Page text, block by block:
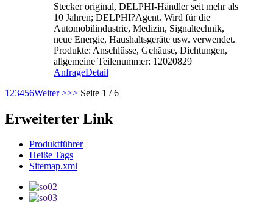
Stecker original, DELPHI-Händler seit mehr als
10 Jahren; DELPHI?Agent. Wird für die
Automobilindustrie, Medizin, Signaltechnik,
neue Energie, Haushaltsgeräte usw. verwendet.
Produkte: Anschlüsse, Gehäuse, Dichtungen,
allgemeine Teilenummer: 12020829
AnfrageDetail
1 23456Weiter >>> Seite 1 / 6
Erweiterter Link
Produktführer
Heiße Tags
Sitemap.xml